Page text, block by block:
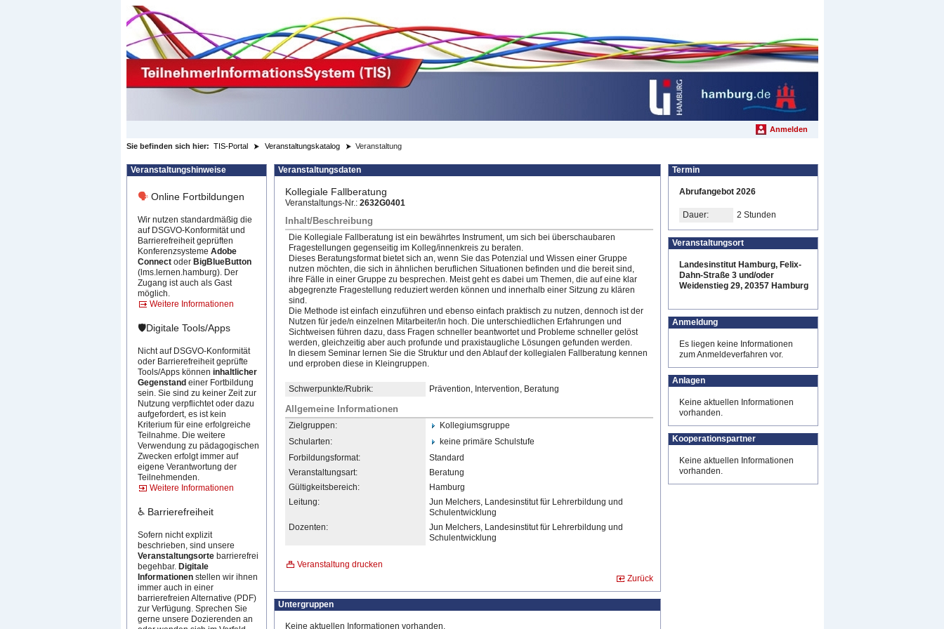
Anmelden
Sie befinden sich hier: TIS-Portal Veranstaltungskatalog Veranstaltung
Veranstaltungshinweise
🗣Online Fortbildungen
Wir nutzen standardmäßig die
auf DSGVO-Konformität und
Barrierefreiheit geprüften
Konferenzsysteme Adobe
Connect oderBigBlueButton
(lms.lernen.hamburg). Der
Zugang ist auch als Gast
möglich.
Weitere Informationen
🛡️Digitale Tools/Apps
Nicht auf DSGVO-Konformität
oder Barrierefreiheit geprüfte
Tools/Apps können inhaltlicher
Gegenstand einer Fortbildung
sein. Sie sind zu keiner Zeit zur
Nutzung verpflichtet oder dazu
aufgefordert, es ist kein
Kriterium für eine erfolgreiche
Teilnahme. Die weitere
Verwendung zu pädagogischen
Zwecken erfolgt immer auf
eigene Verantwortung der
Teilnehmenden.
Weitere Informationen
♿ Barrierefreiheit
Sofern nicht explizit
beschrieben, sind unsere
Veranstaltungsortebarrierefrei
begehbar. Digitale
Informationenstellen wir ihnen
immer auch in einer
barrierefreien Alternative (PDF)
zur Verfügung. Sprechen Sie
gerne unsere Dozierenden an
Veranstaltungsdaten
Kollegiale Fallberatung
Veranstaltungs-Nr.: 2632G0401
Inhalt/Beschreibung
Die Kollegiale Fallberatung ist ein bewährtes Instrument, um sich bei überschaubaren
Fragestellu​ngen gegenseitig im Kolleg/innenkreis zu beraten.
Dieses Beratungsformat bietet sich an, wenn Sie das Potenzial und Wissen einer Gruppe
nutzen möchten, die sich in ähnlichen beruflichen Situationen befinden und die bereit sind,
ihre Fälle in einer Gruppe zu besprechen. Meist geht es dabei um Themen, die auf eine klar
abgegrenzte Fragestellung reduziert werden können und innerhalb einer Sitzung zu klären
sind.
Die Methode ist einfach einzuführen und ebenso einfach praktisch zu nutzen, dennoch ist der
Nutzen für jede/n einzelnen Mitarbeiter/in hoch. Die unterschiedlichen Erfahrungen und
Sichtweisen führen dazu, dass Fragen schneller beantwortet und Probleme schneller gelöst
werden, gleichzeitig aber auch profunde und praxistaugliche Lösungen gefunden werden.
In diesem Seminar lernen Sie die Struktur und den Ablauf der kollegialen Fallberatung kennen
und erproben diese in Kleingruppen.
Schwerpunkte/Rubrik: Prävention, Intervention, Beratung
Allgemeine Informationen
Zielgruppen:
Kollegiumsgruppe
Schularten:
keine primäre Schulstufe
Forbildungsformat:
Standard
Veranstaltungsart:
Beratung
Gültigkeitsbereich:
Hamburg
Leitung:
Jun Melchers, Landesinstitut für Lehrerbildung und
Schulentwicklung
Dozenten:
Jun Melchers, Landesinstitut für Lehrerbildung und
Schulentwicklung
Veranstaltung drucken
Zurück
Untergruppen
Keine aktuellen Informationen vorhanden.
Termin
Abrufangebot 2026
Dauer: 2 Stunden
Veranstaltungsort
Landesinstitut Hamburg, Felix-
Dahn-Straße 3 und/oder
Weidenstieg 29, 20357 Hamburg
Anmeldung
Es liegen keine Informationen
zum Anmeldeverfahren vor.
Anlagen
Keine aktuellen Informationen
vorhanden.
Kooperationspartner
Keine aktuellen Informationen
vorhanden.